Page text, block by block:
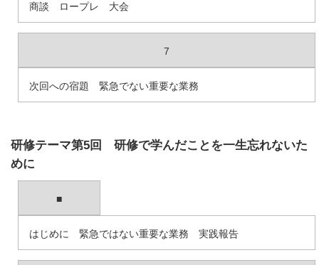
商談 ロープレ 大会
7
次回への宿題 緊急でない重要な業務
研修テーマ第5回 研修で学んだことを一生忘れないた
めに
■
はじめに 緊急ではない重要な業務 実践報告